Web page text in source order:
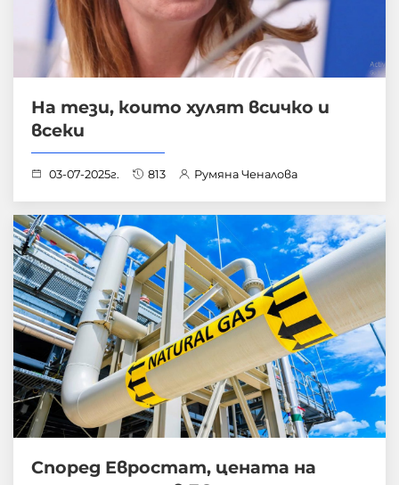
На тези, които хулят всичко и
всеки
03-07-2025г. 813 Румяна Ченалова
Според Евростат, цената на